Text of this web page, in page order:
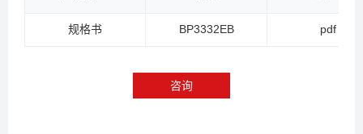
规格书 BP3332EB pdf
咨询